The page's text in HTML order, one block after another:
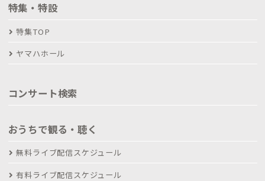
特集・特設
特集TOP
ヤマハホール
コンサート検索
おうちで観る・聴く
無料ライブ配信スケジュール
有料ライブ配信スケジュール